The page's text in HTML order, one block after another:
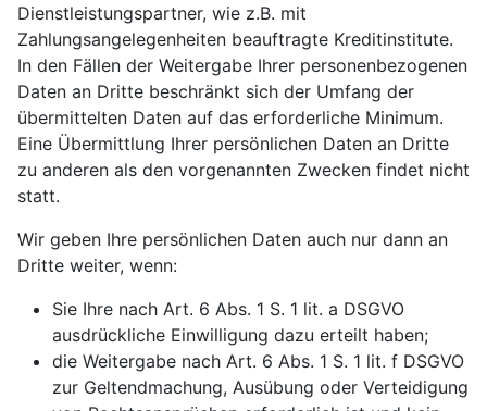
Dienstleistungspartner, wie z.B. mit
Zahlungsangelegenheiten beauftragte Kreditinstitute.
In den Fällen der Weitergabe Ihrer personenbezogenen
Daten an Dritte beschränkt sich der Umfang der
übermittelten Daten auf das erforderliche Minimum.
Eine Übermittlung Ihrer persönlichen Daten an Dritte
zu anderen als den vorgenannten Zwecken findet nicht
statt.
Wir geben Ihre persönlichen Daten auch nur dann an
Dritte weiter, wenn:
Sie Ihre nach Art. 6 Abs. 1 S. 1 lit. a DSGVO
ausdrückliche Einwilligung dazu erteilt haben;
die Weitergabe nach Art. 6 Abs. 1 S. 1 lit. f DSGVO
zur Geltendmachung, Ausübung oder Verteidigung